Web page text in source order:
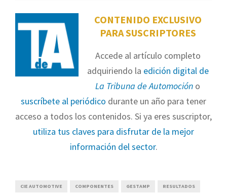
CONTENIDO EXCLUSIVO
PARA SUSCRIPTORES
Accede al artículo completo
adquiriendo la edición digital de
La Tribuna de Automoción o
suscríbete al periódico durante un año para tener
acceso a todos los contenidos. Si ya eres suscriptor,
utiliza tus claves para disfrutar de la mejor
información del sector.
CIE AUTOMOTIVE COMPONENTES GESTAMP RESULTADOS